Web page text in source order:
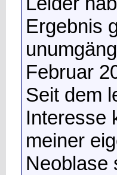
Ergebnis
Februar
Seit dem
Interesse
meiner
Neoblase